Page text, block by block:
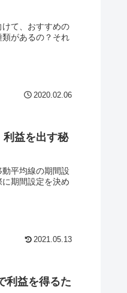
て、おすすめの
があるの？それ
2020.02.06
利益を出す秘
平均線の期間設
期間設定を決め
2021.05.13
利益を得るた